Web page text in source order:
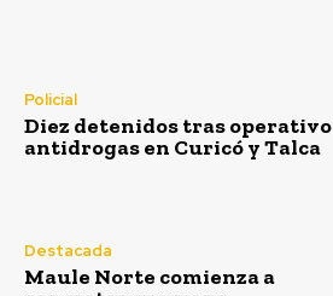
Policial
Diez detenidos tras operativo
antidrogas en Curicó y Talca
Destacada
Maule Norte comienza a